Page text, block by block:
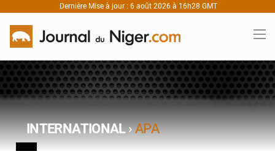
Dernière Mise à jour : 6 août 2026 à 16h28 GMT
INTERNATIONAL›APA